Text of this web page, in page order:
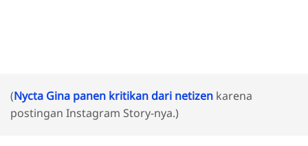
(Nycta Gina panen kritikan dari netizen karena
postingan Instagram Story-nya.)